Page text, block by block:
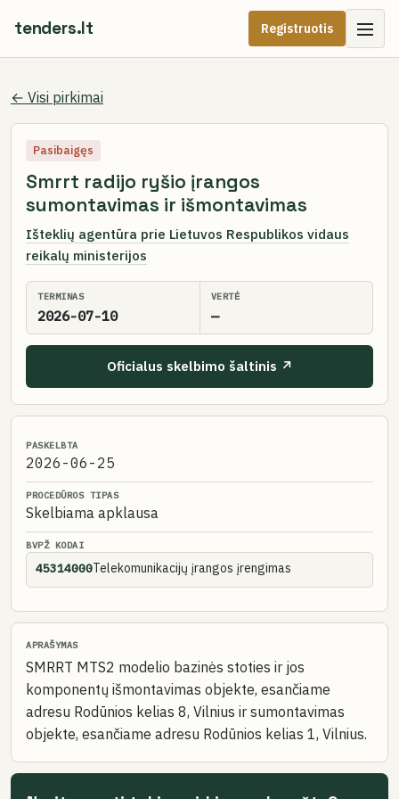
tenders.lt Registruotis
← Visi pirkimai
Pasibaigęs
Smrrt radijo ryšio įrangos
sumontavimas ir išmontavimas
Išteklių agentūra prie Lietuvos Respublikos vidaus
reikalų ministerijos
TERMINAS
2026-07-10
VERTĖ
—
Oficialus skelbimo šaltinis ↗
PASKELBTA
2026-06-25
PROCEDŪROS TIPAS
Skelbiama apklausa
BVPŽ KODAI
45314000Telekomunikacijų įrangos įrengimas
APRAŠYMAS
SMRRT MTS2 modelio bazinės stoties ir jos
komponentų išmontavimas objekte, esančiame
adresu Rodūnios kelias 8, Vilnius ir sumontavimas
objekte, esančiame adresu Rodūnios kelias 1, Vilnius.